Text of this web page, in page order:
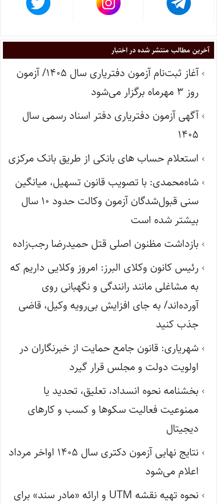
آخرین مطالب منتشر شده در اختبار
آغاز ثبت‌نام آزمون دفتریاری سال ۱۴۰۵/ آزمون
روز ۳ مهرماه برگزار می‌شود
آگهی آزمون دفتریاری دفتر اسناد رسمی سال
۱۴۰۵
استعلام حساب های بانکی از طریق بانک مرکزی
شاه‌محمدی: با تصویب قانون تسهیل، میانگین
سنی قبول‌شدگان آزمون وکالت حدود ۱۰ سال
بیشتر شده است
بازداشت مظنون اصلی قتل حمیدرضا رجب‌زاده
رئیس کانون وکلای البرز: امروز وکلایی داریم که
به مشاغلی مانند رانندگی و نگهبانی روی
آورده‌اند/ به جای افزایش بی‌رویه وکیل، قاضی
جذب کنید
شهریاری: قانون جامع حمایت از خبرنگاران در
اولویت دولت و مجلس قرار گیرد
بخشنامه نحوه انسداد، تعلیق، تحدید یا
ممنوعیت فعالیت سکوها و کسب و کارهای
دیجیتال
نتایج نهایی آزمون دکتری سال ۱۴۰۵ اواخر مرداد
اعلام می‌شود
نحوه تهیه نقشه UTM و ارائه «مادر سند» برای